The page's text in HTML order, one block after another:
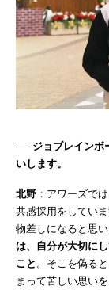
── ジョブレインボ
いします。
北野 ：アワーズで
共感採用をしてい
物差しになると思い
は、自分が大切に
こと 。そこを偽る
まって苦しい思いを